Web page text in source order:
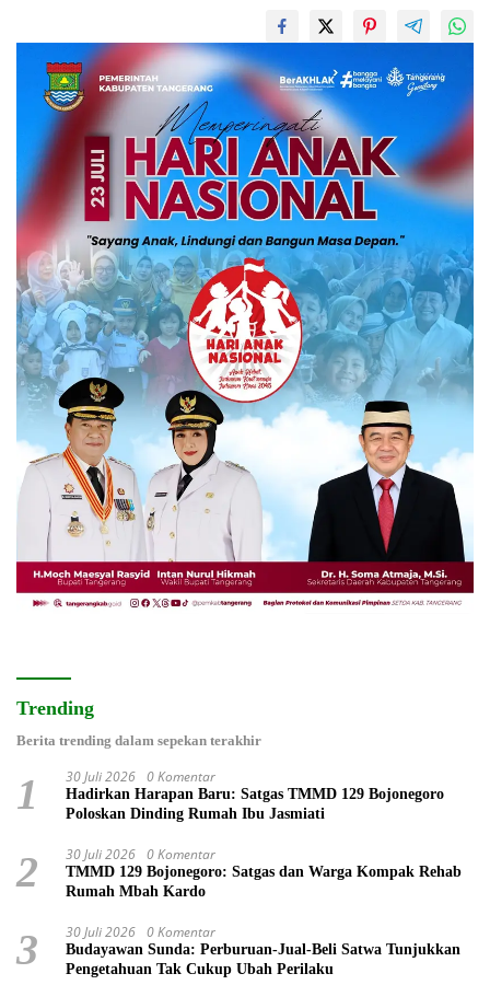
Trending
Berita trending dalam sepekan terakhir
1 30 Juli 2026 0 Komentar
Hadirkan Harapan Baru: Satgas TMMD 129 Bojonegoro
Poloskan Dinding Rumah Ibu Jasmiati
2 30 Juli 2026 0 Komentar
TMMD 129 Bojonegoro: Satgas dan Warga Kompak Rehab
Rumah Mbah Kardo
3 30 Juli 2026 0 Komentar
Budayawan Sunda: Perburuan-Jual-Beli Satwa Tunjukkan
Pengetahuan Tak Cukup Ubah Perilaku